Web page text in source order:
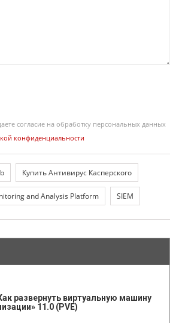
согласие на обработку персональных данных
конфиденциальности
Купить Антивирус Касперского
and Analysis Platform SIEM
развернуть виртуальную машину
11.0 (PVE)